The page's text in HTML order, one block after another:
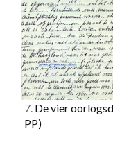
7. De vier
PP)